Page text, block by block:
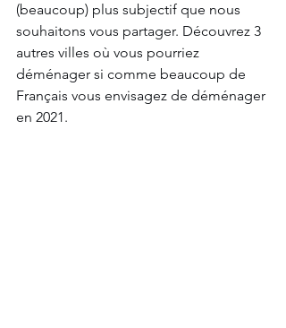
(beaucoup) plus subjectif que nous
souhaitons vous partager. Découvrez 3
autres villes où vous pourriez
déménager si comme beaucoup de
Français vous envisagez de déménager
en 2021.